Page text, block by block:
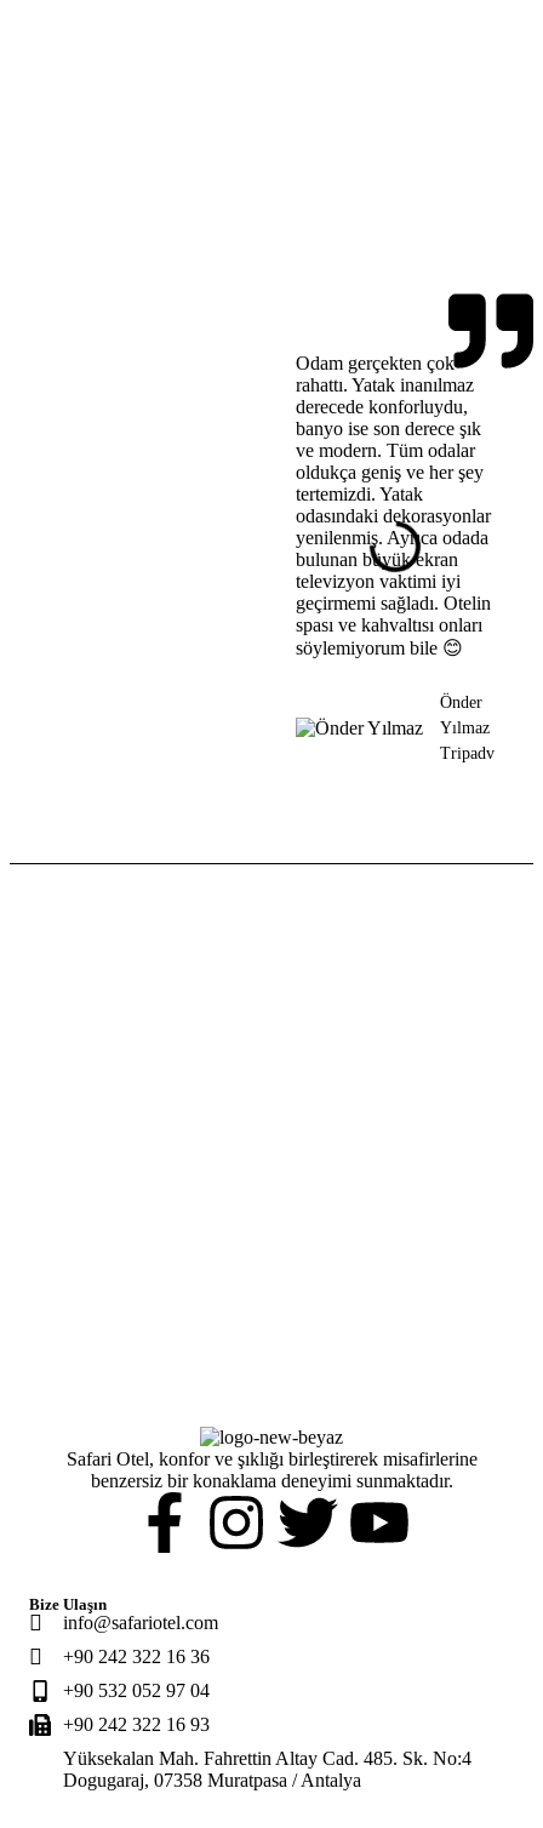
Odam gerçekten çok
rahattı. Yatak inanılmaz
derecede konforluydu,
banyo ise son derece şık
ve modern. Tüm odalar
oldukça geniş ve her şey
tertemizdi. Yatak
odasındaki dekorasyonlar
yenilenmiş. Ayrıca odada
bulunan büyük ekran
televizyon vaktimi iyi
geçirmemi sağladı. Otelin
spası ve kahvaltısı onları
söylemiyorum bile 😊
Önder
Yılmaz
Tripadvisor
Safari Otel, konfor ve şıklığı birleştirerek misafirlerine
benzersiz bir konaklama deneyimi sunmaktadır.
Bize Ulaşın
info@safariotel.com
+90 242 322 16 36
+90 532 052 97 04
+90 242 322 16 93
Yüksekalan Mah. Fahrettin Altay Cad. 485. Sk. No:4
Dogugaraj, 07358 Muratpasa / Antalya